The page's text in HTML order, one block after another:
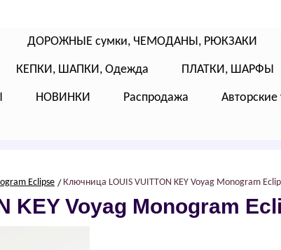
ДОРОЖНЫЕ сумки, ЧЕМОДАНЫ, РЮКЗАКИ
КЕПКИ, ШАПКИ, Одежда ПЛАТКИ, ШАРФЫ
НОВИНКИ Распродажа
Есlipsе Ключница LОUIS VUIТТОN KЕY Voyag Mоnоgrаm
KЕY Voyag Mоnоgrаm